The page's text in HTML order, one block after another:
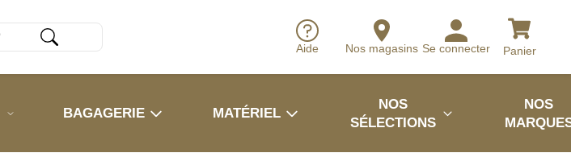
Aide Nos magasins Se connecter Panier
BAGAGERIE MATÉRIEL
NOS
SÉLECTIONS
NOS